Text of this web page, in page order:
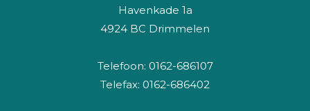
Havenkade 1a
4924 BC Drimmelen
Telefoon: 0162-686107
Telefax: 0162-686402